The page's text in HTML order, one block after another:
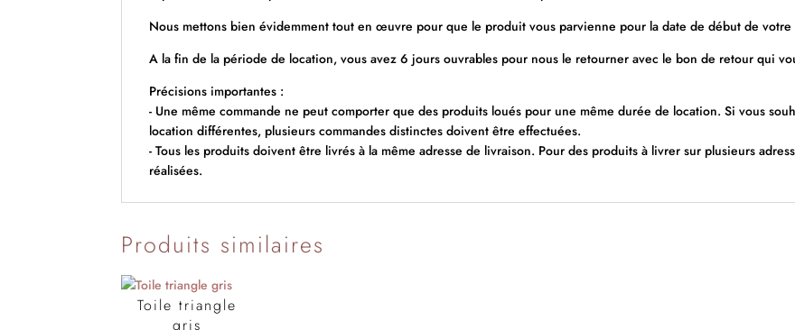
Nous mettons bien évidemment tout en œuvre pour que le produit vous parvienne pour la date de début de votre
A la fin de la période de location, vous avez 6 jours ouvrables pour nous le retourner avec le bon de retour qui
Précisions importantes :
- Une même commande ne peut comporter que des produits loués pour une même durée de location. Si vous
location différentes, plusieurs commandes distinctes doivent être effectuées.
- Tous les produits doivent être livrés à la même adresse de livraison. Pour des produits à livrer sur plusieurs
réalisées.
Produits similaires
Toile triangle
gris